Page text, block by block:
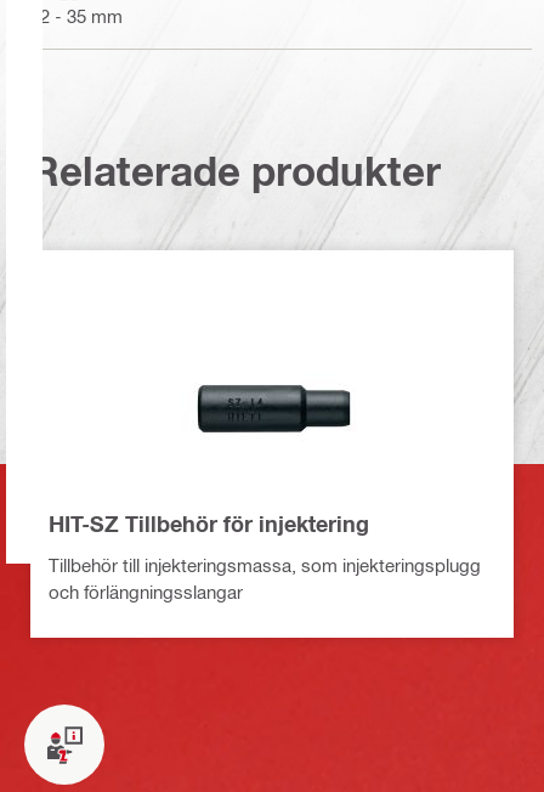
12 - 35 mm
Relaterade produkter
HIT-SZ Tillbehör för injektering
Tillbehör till injekteringsmassa, som injekteringsplugg
och förlängningsslangar